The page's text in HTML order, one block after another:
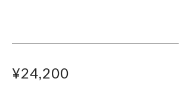
¥24,200